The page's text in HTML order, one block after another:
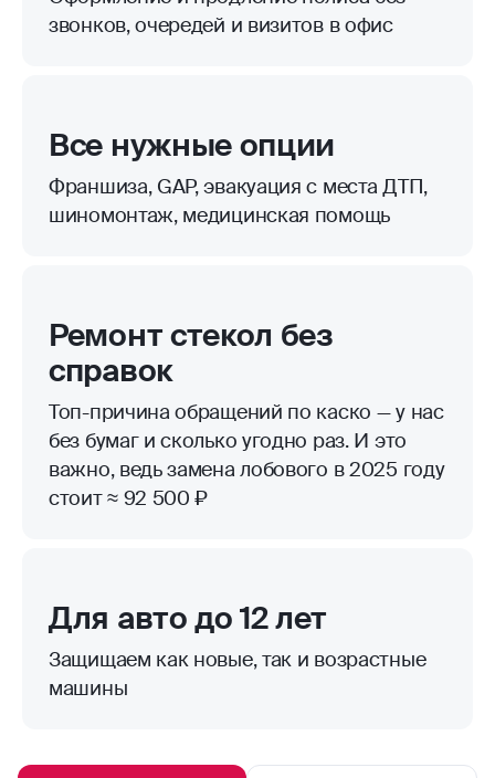
звонков, очередей и визитов в офис
Все нужные опции
Франшиза, GAP, эвакуация с места ДТП,
шиномонтаж, медицинская помощь
Ремонт стекол без
справок
Топ-причина обращений по каско — у нас
без бумаг и сколько угодно раз. И это
важно, ведь замена лобового в 2025 году
стоит ≈ 92 500 ₽
Для авто до 12 лет
Защищаем как новые, так и возрастные
машины